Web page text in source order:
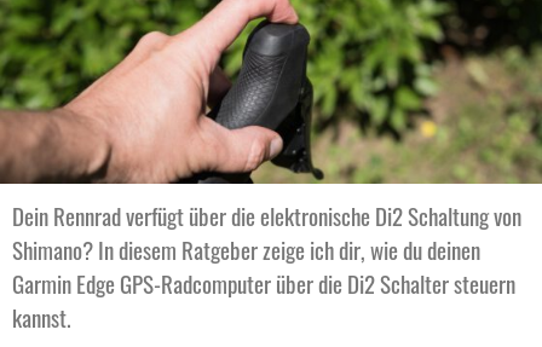
Dein Rennrad verfügt über die elektronische Di2 Schaltung von
Shimano? In diesem Ratgeber zeige ich dir, wie du deinen
Garmin Edge GPS-Radcomputer über die Di2 Schalter steuern
kannst.